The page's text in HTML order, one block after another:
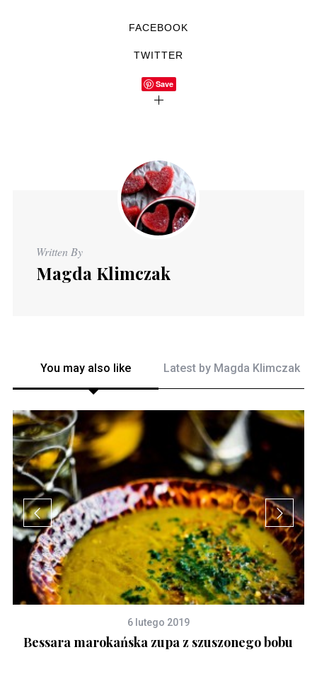
FACEBOOK
TWITTER
Save
Written By
Magda Klimczak
You may also like Latest by Magda Klimczak
6 lutego 2019
Bessara marokańska zupa z szuszonego bobu